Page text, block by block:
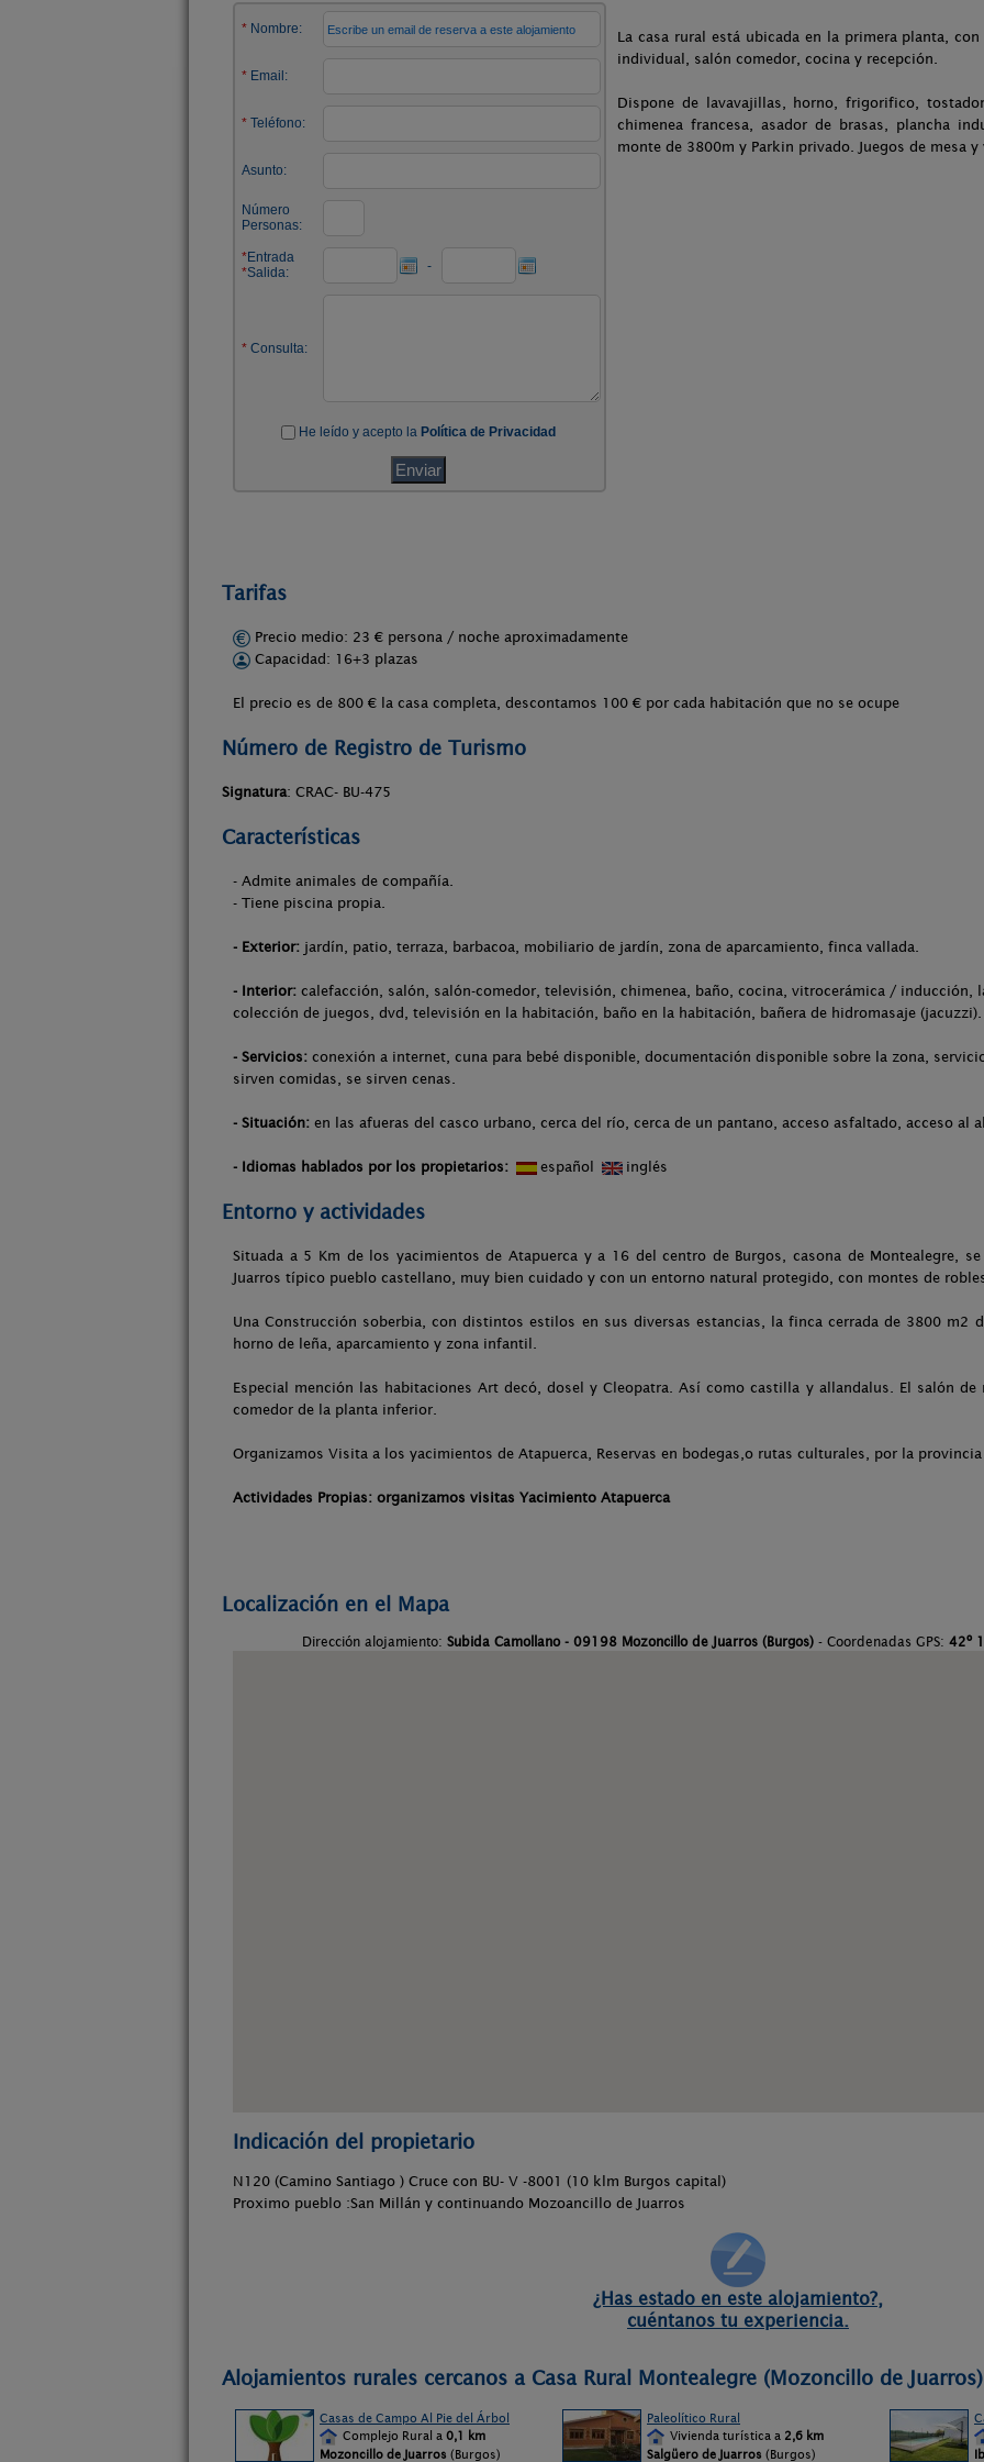
La casa rural está ubicada en la primera planta,
individual, salón comedor, cocina y recepción.
Dispone de lavavajillas, horno, frigorifico,
chimenea francesa, asador de brasas, plancha
monte de 3800m y Parkin privado. Juegos de mesa
Tarifas
Precio medio: 23 € persona / noche aproximadamente
Capacidad: 16+3 plazas
El precio es de 800 € la casa completa, descontamos 100 € por cada habitación que no se ocupe
Número de Registro de Turismo
Signatura: CRAC- BU-475
Características
- Admite animales de compañía.
- Tiene piscina propia.
- Exterior: jardín, patio, terraza, barbacoa, mobiliario de jardín, zona de aparcamiento, finca vallada.
- Interior: calefacción, salón, salón-comedor, televisión, chimenea, baño, cocina, vitrocerámica / inducción,
colección de juegos, dvd, televisión en la habitación, baño en la habitación, bañera de hidromasaje (jacuzzi).
- Servicios: conexión a internet, cuna para bebé disponible, documentación disponible sobre la zona,
sirven comidas, se sirven cenas.
- Situación: en las afueras del casco urbano, cerca del río, cerca de un pantano, acceso asfaltado, acceso al
- Idiomas hablados por los propietarios: español inglés
Entorno y actividades
Situada a 5 Km de los yacimientos de Atapuerca y a 16 del centro de Burgos, casona de Montealegre,
Juarros típico pueblo castellano, muy bien cuidado y con un entorno natural protegido, con montes de
Una Construcción soberbia, con distintos estilos en sus diversas estancias, la finca cerrada de 3800 m2
horno de leña, aparcamiento y zona infantil.
Especial mención las habitaciones Art decó, dosel y Cleopatra. Así como castilla y allandalus. El salón
comedor de la planta inferior.
Organizamos Visita a los yacimientos de Atapuerca, Reservas en bodegas,o rutas culturales, por la
Actividades Propias: organizamos visitas Yacimiento Atapuerca
Localización en el Mapa
Dirección alojamiento: Subida Camollano - 09198 Mozoncillo de Juarros (Burgos) - Coordenadas GPS: 42º
Indicación del propietario
N120 (Camino Santiago ) Cruce con BU- V -8001 (10 klm Burgos capital)
Proximo pueblo :San Millán y continuando Mozoancillo de Juarros
¿Has estado en este alojamiento?,
cuéntanos tu experiencia.
Alojamientos rurales cercanos a Casa Rural Montealegre (Mozoncillo de Juarros)
Casas de Campo Al Pie del Árbol
Complejo Rural a 0,1 km
Mozoncillo de Juarros (Burgos)
Paleolítico Rural
Vivienda turística a 2,6 km
Salgüero de Juarros (Burgos)